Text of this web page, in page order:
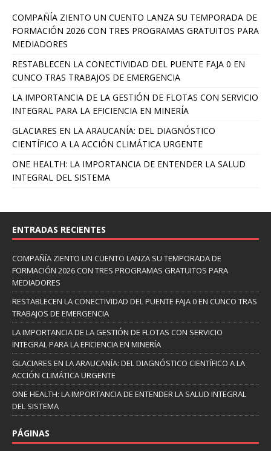
COMPAÑÍA ZIENTO UN CUENTO LANZA SU TEMPORADA DE
FORMACIÓN 2026 CON TRES PROGRAMAS GRATUITOS PARA
MEDIADORES
RESTABLECEN LA CONECTIVIDAD DEL PUENTE FAJA 0 EN
CUNCO TRAS TRABAJOS DE EMERGENCIA
LA IMPORTANCIA DE LA GESTIÓN DE FLOTAS CON SERVICIO
INTEGRAL PARA LA EFICIENCIA EN MINERÍA
GLACIARES EN LA ARAUCANÍA: DEL DIAGNÓSTICO
CIENTÍFICO A LA ACCIÓN CLIMÁTICA URGENTE
ONE HEALTH: LA IMPORTANCIA DE ENTENDER LA SALUD
INTEGRAL DEL SISTEMA
ENTRADAS RECIENTES
COMPAÑÍA ZIENTO UN CUENTO LANZA SU TEMPORADA DE
FORMACIÓN 2026 CON TRES PROGRAMAS GRATUITOS PARA
MEDIADORES
RESTABLECEN LA CONECTIVIDAD DEL PUENTE FAJA 0 EN CUNCO TRAS
TRABAJOS DE EMERGENCIA
LA IMPORTANCIA DE LA GESTIÓN DE FLOTAS CON SERVICIO
INTEGRAL PARA LA EFICIENCIA EN MINERÍA
GLACIARES EN LA ARAUCANÍA: DEL DIAGNÓSTICO CIENTÍFICO A LA
ACCIÓN CLIMÁTICA URGENTE
ONE HEALTH: LA IMPORTANCIA DE ENTENDER LA SALUD INTEGRAL
DEL SISTEMA
PÁGINAS